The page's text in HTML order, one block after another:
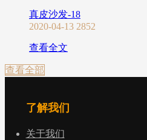
真皮沙发-18
2020-04-13 2852
查看全文
查看全部
了解我们
关于我们